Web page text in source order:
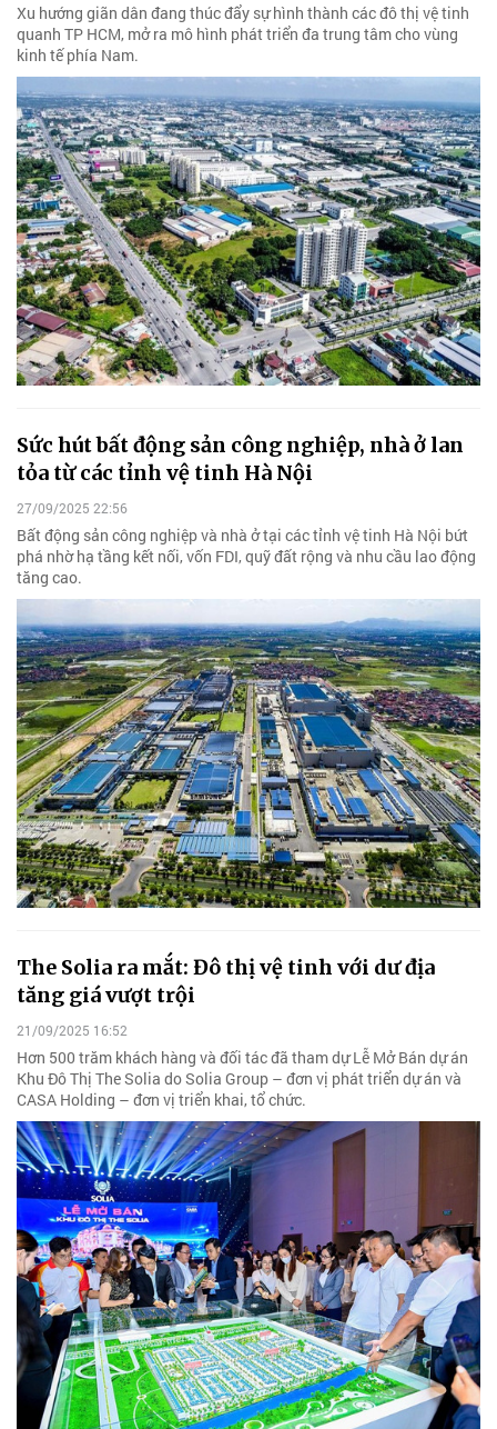
Xu hướng giãn dân đang thúc đẩy sự hình thành các đô thị vệ tinh
quanh TP HCM, mở ra mô hình phát triển đa trung tâm cho vùng
kinh tế phía Nam.
Sức hút bất động sản công nghiệp, nhà ở lan
tỏa từ các tỉnh vệ tinh Hà Nội
27/09/2025 22:56
Bất động sản công nghiệp và nhà ở tại các tỉnh vệ tinh Hà Nội bứt
phá nhờ hạ tầng kết nối, vốn FDI, quỹ đất rộng và nhu cầu lao động
tăng cao.
The Solia ra mắt: Đô thị vệ tinh với dư địa
tăng giá vượt trội
21/09/2025 16:52
Hơn 500 trăm khách hàng và đối tác đã tham dự Lễ Mở Bán dự án
Khu Đô Thị The Solia do Solia Group – đơn vị phát triển dự án và
CASA Holding – đơn vị triển khai, tổ chức.